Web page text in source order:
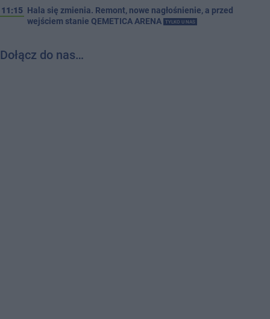
11:15 Hala się zmienia. Remont, nowe nagłośnienie, a przed
wejściem stanie QEMETICA ARENA
TYLKO U NAS
Dołącz do nas…